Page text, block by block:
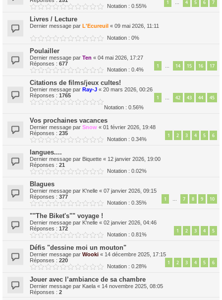
1 … 4 5 6 7
Notation : 0.55%
Livres / Lecture
Dernier message par L'Ecureuil « 09 mai 2026, 11:11
Notation : 0%
Poulailler
Dernier message par Ten « 04 mai 2026, 17:27
Réponses : 677 1 … 14 15 16 17
Notation : 0.4%
Citations de films/jeux cultes!
Dernier message par Ray-J « 20 mars 2026, 00:26
Réponses : 1765 1 … 42 43 44 45
Notation : 0.56%
Vos prochaines vacances
Dernier message par Snow « 01 février 2026, 19:48
Réponses : 235 1 2 3 4 5 6
Notation : 0.34%
langues....
Dernier message par Biquette « 12 janvier 2026, 19:00
Réponses : 21
Notation : 0.02%
Blagues
Dernier message par K'nelle « 07 janvier 2026, 09:15
Réponses : 377 1 … 7 8 9 10
Notation : 0.35%
""The Biket's"" voyage !
Dernier message par K'nelle « 02 janvier 2026, 04:46
Réponses : 172 1 2 3 4 5
Notation : 0.81%
Défis "dessine moi un mouton"
Dernier message par Wooki « 14 décembre 2025, 17:15
Réponses : 220 1 2 3 4 5 6
Notation : 0.28%
Jouer avec l’ambiance de sa chambre
Dernier message par Kaela « 14 novembre 2025, 08:05
Réponses : 2